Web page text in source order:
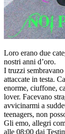
Loro erano due
nostri anni d’oro.
I truzzi
attaccate in testa.
enorme, ciuffone,
lover. Facevano
avvicinarmi a
teenagers, non
Gli emo, allegri
alle 08:00 dai